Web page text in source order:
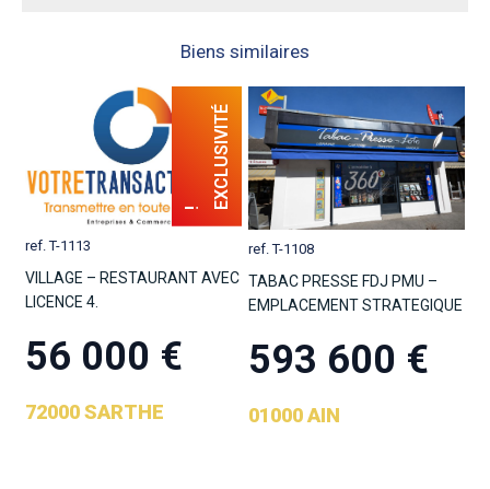
Biens similaires
ref. T-1113
VILLAGE – RESTAURANT AVEC
LICENCE 4.
56 000 €
72000 SARTHE
ref. T-1108
TABAC PRESSE FDJ PMU –
EMPLACEMENT STRATEGIQUE
593 600 €
01000 AIN